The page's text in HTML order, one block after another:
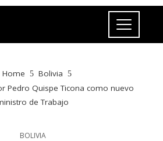
Home
Bolivia
Pedro Quispe Ticona como nuevo
de Trabajo
BOLIVIA